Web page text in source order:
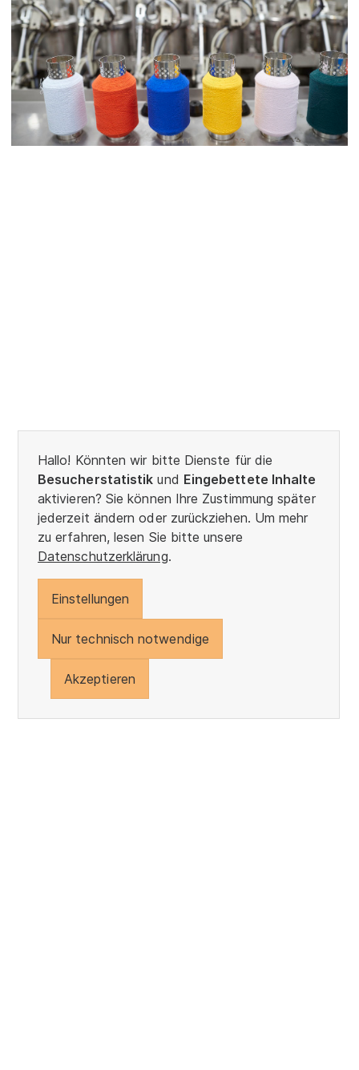
Hallo! Könnten wir bitte Dienste für die
Besucherstatistik und Eingebettete Inhalte
aktivieren? Sie können Ihre Zustimmung später
jederzeit ändern oder zurückziehen. Um mehr
zu erfahren, lesen Sie bitte unsere
Datenschutzerklärung.
Einstellungen
Nur technisch notwendige
Akzeptieren